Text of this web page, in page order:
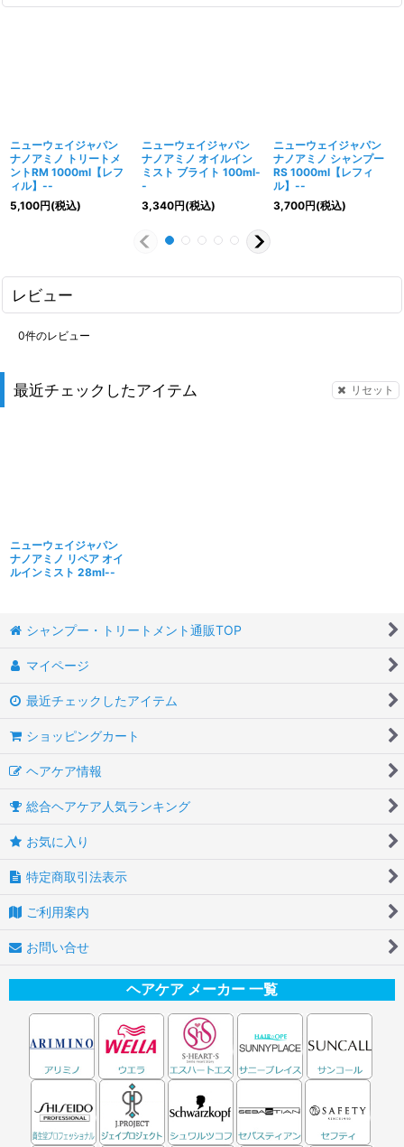
ニューウェイジャパン
ナノアミノ トリートメ
ントRM 1000ml【レフ
ィル】--
5,100円(税込)
ニューウェイジャパン
ナノアミノ オイルイン
ミスト ブライト 100ml-
-
3,340円(税込)
ニューウェイジャパン
ナノアミノ シャンプー
RS 1000ml【レフィ
ル】--
3,700円(税込)
レビュー
0件のレビュー
最近チェックしたアイテム リセット
ニューウェイジャパン
ナノアミノ リペア オイ
ルインミスト 28ml--
シャンプー・トリートメント通販TOP
マイページ
最近チェックしたアイテム
ショッピングカート
ヘアケア情報
総合ヘアケア人気ランキング
お気に入り
特定商取引法表示
ご利用案内
お問い合せ
ヘアケア メーカー 一覧